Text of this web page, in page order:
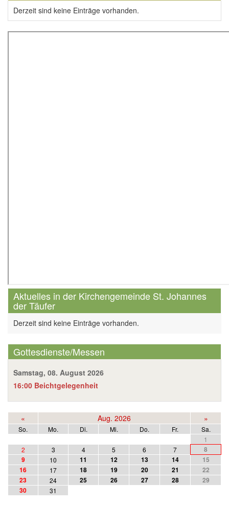
Derzeit sind keine Einträge vorhanden.
Aktuelles in der Kirchengemeinde St. Johannes
der Täufer
Derzeit sind keine Einträge vorhanden.
Gottesdienste/Messen
Samstag, 08. August 2026
16:00 Beichtgelegenheit
« Aug. 2026 »
So. Mo. Di. Mi. Do. Fr.
Sa.
1
2
3 4 5 6 7
8
9
10 11 12 13 14
15
16
17 18 19 20 21
22
23
24 25 26 27 28
29
30
31